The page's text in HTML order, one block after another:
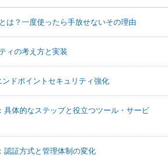
は？一度使ったら手放せないその理由
ィの考え方と実装
ンドポイントセキュリティ強化
具体的なステップと役立つツール・サービ
認証方式と管理体制の変化